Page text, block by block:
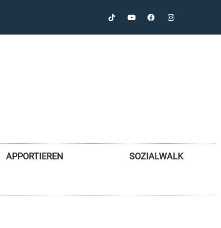
APPORTIEREN SOZIALWALK